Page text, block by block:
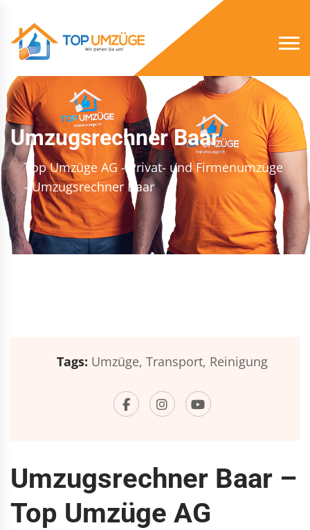
Umzugsrechner Baar
Top Umzüge AG - Privat- und Firmenumzüge
- Umzugsrechner Baar
Tags: Umzüge, Transport, Reinigung
Umzugsrechner Baar –
Top Umzüge AG